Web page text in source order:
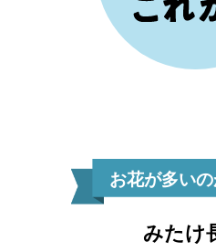
お花が多い
みたけ